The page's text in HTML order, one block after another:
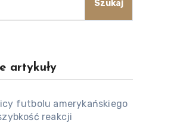
Szukaj
artykuły
futbolu amerykańskiego
reakcji